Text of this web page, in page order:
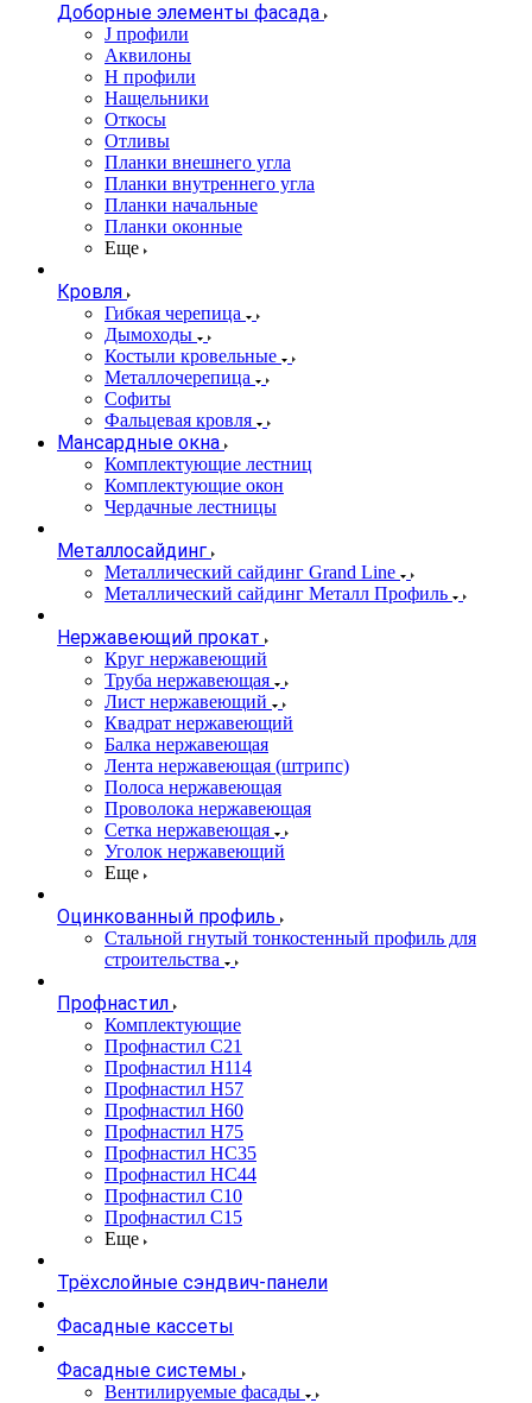
Доборные элементы фасада
J профили
Аквилоны
Н профили
Нащельники
Откосы
Отливы
Планки внешнего угла
Планки внутреннего угла
Планки начальные
Планки оконные
Еще
Кровля
Гибкая черепица
Дымоходы
Костыли кровельные
Металлочерепица
Софиты
Фальцевая кровля
Мансардные окна
Комплектующие лестниц
Комплектующие окон
Чердачные лестницы
Металлосайдинг
Металлический сайдинг Grand Line
Металлический сайдинг Металл Профиль
Нержавеющий прокат
Круг нержавеющий
Труба нержавеющая
Лист нержавеющий
Квадрат нержавеющий
Балка нержавеющая
Лента нержавеющая (штрипс)
Полоса нержавеющая
Проволока нержавеющая
Сетка нержавеющая
Уголок нержавеющий
Еще
Оцинкованный профиль
Стальной гнутый тонкостенный профиль для
строительства
Профнастил
Комплектующие
Профнастил C21
Профнастил Н114
Профнастил Н57
Профнастил Н60
Профнастил Н75
Профнастил НС35
Профнастил НС44
Профнастил С10
Профнастил С15
Еще
Трёхслойные сэндвич-панели
Фасадные кассеты
Фасадные системы
Вентилируемые фасады